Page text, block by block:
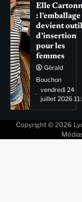
Elle
: l’emballage
devient outil
d’insertion
pour les
femmes
Gérald
Bouchon
vendredi 24
juillet 2026
Copyright © 2026